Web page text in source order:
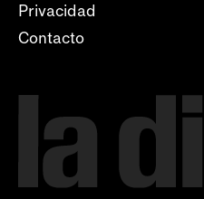
Privacidad
Contacto